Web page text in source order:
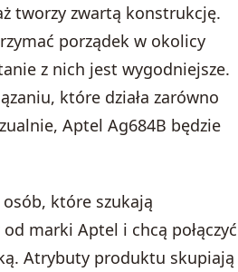
tworzy zwartą konstrukcję.
porządek w okolicy
z nich jest wygodniejsze.
które działa zarówno
Aptel Ag684B będzie
które szukają
marki Aptel i chcą połączyć
Atrybuty produktu skupiają